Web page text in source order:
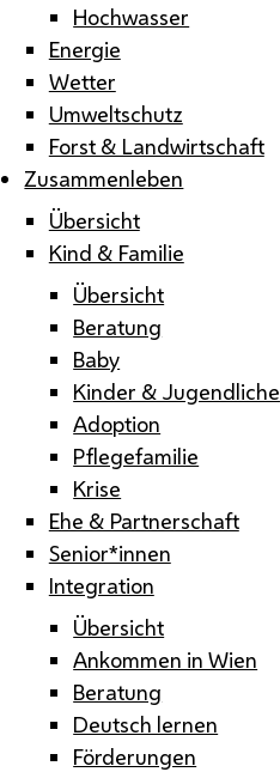
Hochwasser
Energie
Wetter
Umweltschutz
Forst & Landwirtschaft
Zusammenleben
Übersicht
Kind & Familie
Übersicht
Beratung
Baby
Kinder & Jugendliche
Adoption
Pflegefamilie
Krise
Ehe & Partnerschaft
Senior*innen
Integration
Übersicht
Ankommen in Wien
Beratung
Deutsch lernen
Förderungen